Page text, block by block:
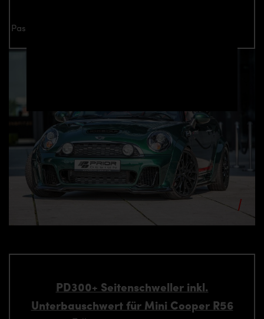
Passend für alle Mini Cooper & Cooper S R56 Modelle
PD300+ Seitenschweller inkl.
Unterbauschwert für Mini Cooper R56